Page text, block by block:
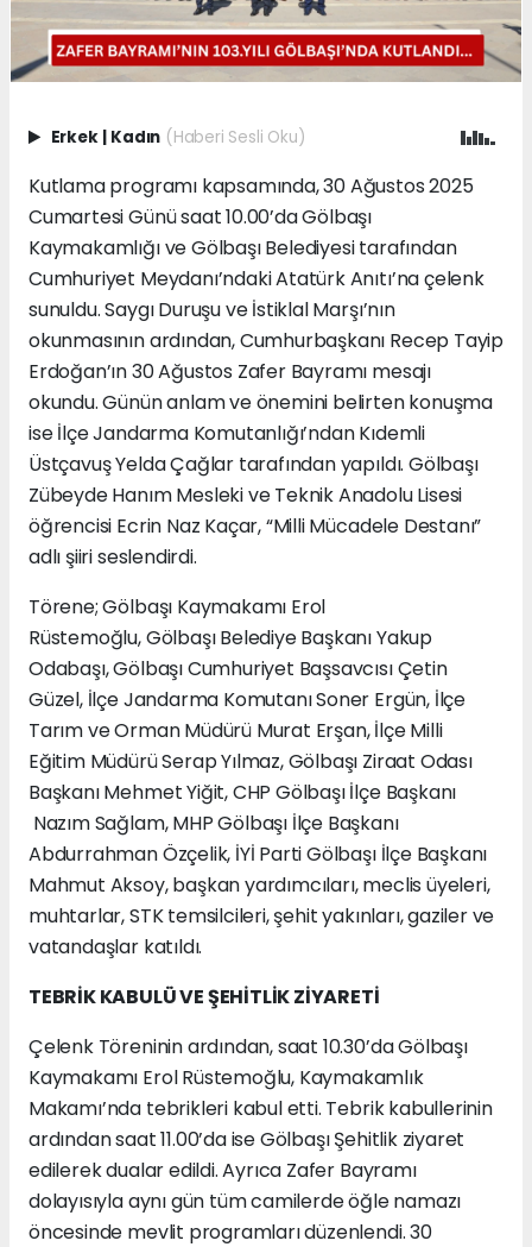
Erkek | Kadın (Haberi Sesli Oku)
Kutlama programı kapsamında, 30 Ağustos 2025
Cumartesi Günü saat 10.00’da Gölbaşı
Kaymakamlığı ve Gölbaşı Belediyesi tarafından
Cumhuriyet Meydanı’ndaki Atatürk Anıtı’na çelenk
sunuldu. Saygı Duruşu ve İstiklal Marşı’nın
okunmasının ardından, Cumhurbaşkanı Recep Tayip
Erdoğan’ın 30 Ağustos Zafer Bayramı mesajı
okundu. Günün anlam ve önemini belirten konuşma
ise İlçe Jandarma Komutanlığı’ndan Kıdemli
Üstçavuş Yelda Çağlar tarafından yapıldı. Gölbaşı
Zübeyde Hanım Mesleki ve Teknik Anadolu Lisesi
öğrencisi Ecrin Naz Kaçar, “Milli Mücadele Destanı”
adlı şiiri seslendirdi.
Törene; Gölbaşı Kaymakamı Erol
Rüstemoğlu, Gölbaşı Belediye Başkanı Yakup
Odabaşı, Gölbaşı Cumhuriyet Başsavcısı Çetin
Güzel, İlçe Jandarma Komutanı Soner Ergün, İlçe
Tarım ve Orman Müdürü Murat Erşan, İlçe Milli
Eğitim Müdürü Serap Yılmaz, Gölbaşı Ziraat Odası
Başkanı Mehmet Yiğit, CHP Gölbaşı İlçe Başkanı
Nazım Sağlam, MHP Gölbaşı İlçe Başkanı
Abdurrahman Özçelik, İYİ Parti Gölbaşı İlçe Başkanı
Mahmut Aksoy, başkan yardımcıları, meclis üyeleri,
muhtarlar, STK temsilcileri, şehit yakınları, gaziler ve
vatandaşlar katıldı.
TEBRİK KABULÜ VE ŞEHİTLİK ZİYARETİ
Çelenk Töreninin ardından, saat 10.30’da Gölbaşı
Kaymakamı Erol Rüstemoğlu, Kaymakamlık
Makamı’nda tebrikleri kabul etti. Tebrik kabullerinin
ardından saat 11.00’da ise Gölbaşı Şehitlik ziyaret
edilerek dualar edildi. Ayrıca Zafer Bayramı
dolayısıyla aynı gün tüm camilerde öğle namazı
öncesinde mevlit programları düzenlendi. 30